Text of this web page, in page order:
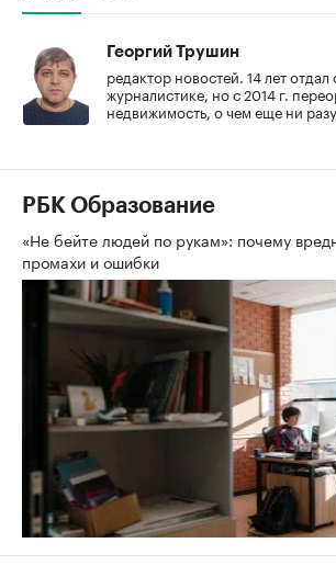
Георгий Трушин
редактор новостей. 14 лет
журналистике, но с 2014 г.
недвижимость, о чем еще ни
РБК Образование
«Не бейте людей по рукам»: почему
промахи и ошибки